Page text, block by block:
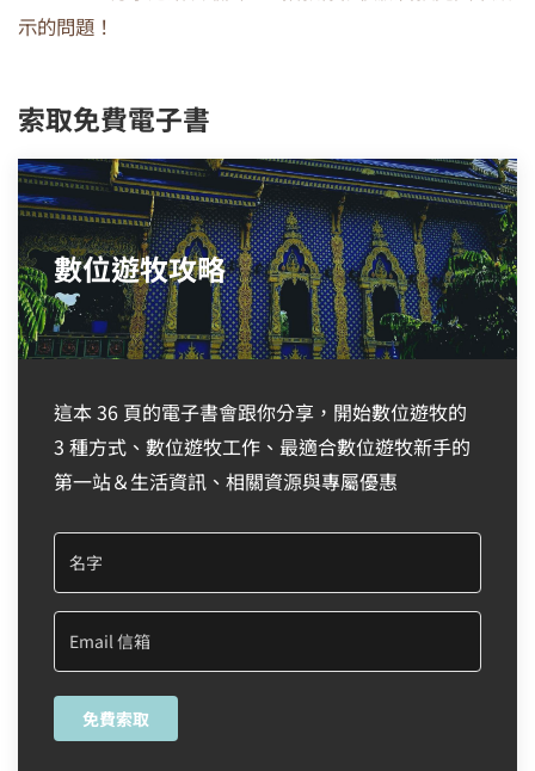
示的問題！
索取免費電子書
數位遊牧攻略
這本 36 頁的電子書會跟你分享，開始數位遊牧的
3 種方式、數位遊牧工作、最適合數位遊牧新手的
第一站＆生活資訊、相關資源與專屬優惠
免費索取